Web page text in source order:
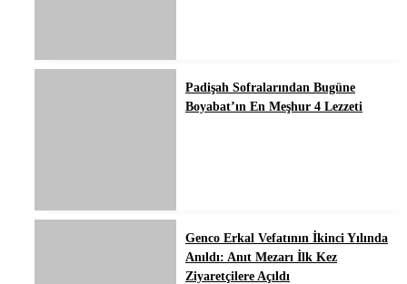
Padişah Sofralarından Bugüne
Boyabat’ın En Meşhur 4 Lezzeti
Genco Erkal Vefatının İkinci Yılında
Anıldı: Anıt Mezarı İlk Kez
Ziyaretçilere Açıldı